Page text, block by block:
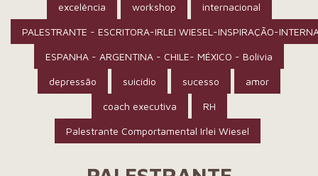
excelência workshop internacional
PALESTRANTE - ESCRITORA-IRLEI WIESEL-INSPIRAÇÃO-
ESPANHA - ARGENTINA - CHILE- MÉXICO - Bolívia
depressão suicídio sucesso amor
coach executiva RH
Palestrante Comportamental Irlei Wiesel